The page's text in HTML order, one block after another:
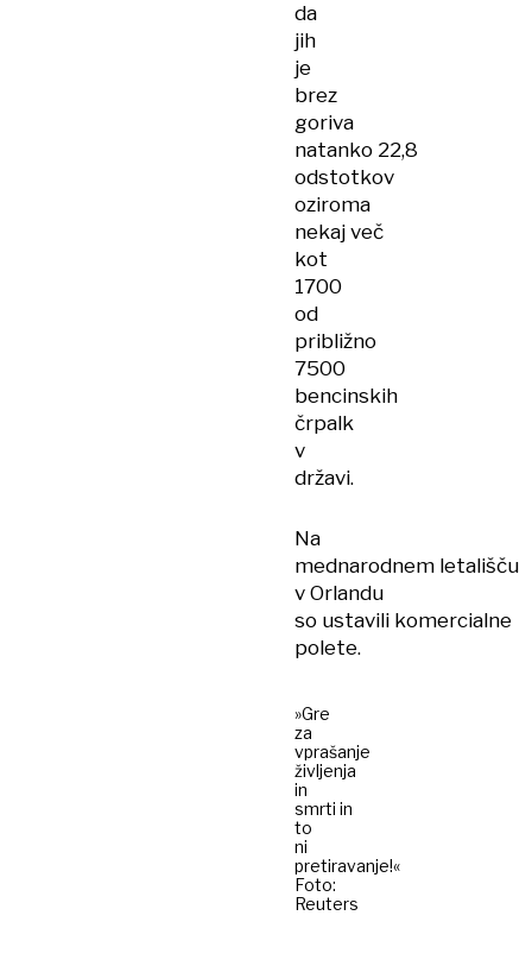
da
jih
je
brez
goriva
natanko 22,8
odstotkov
oziroma
nekaj več
kot
1700
od
približno
7500
bencinskih
črpalk
v
državi.
Na
mednarodnem letališču
v Orlandu
so ustavili komercialne
polete.
»Gre
za
vprašanje
življenja
in
smrti in
to
ni
pretiravanje!«
Foto:
Reuters